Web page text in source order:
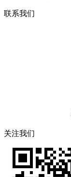
联系我们
关注我们